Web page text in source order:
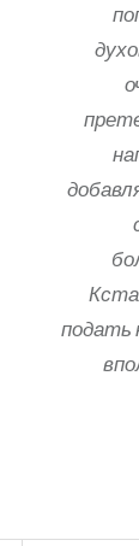
подать